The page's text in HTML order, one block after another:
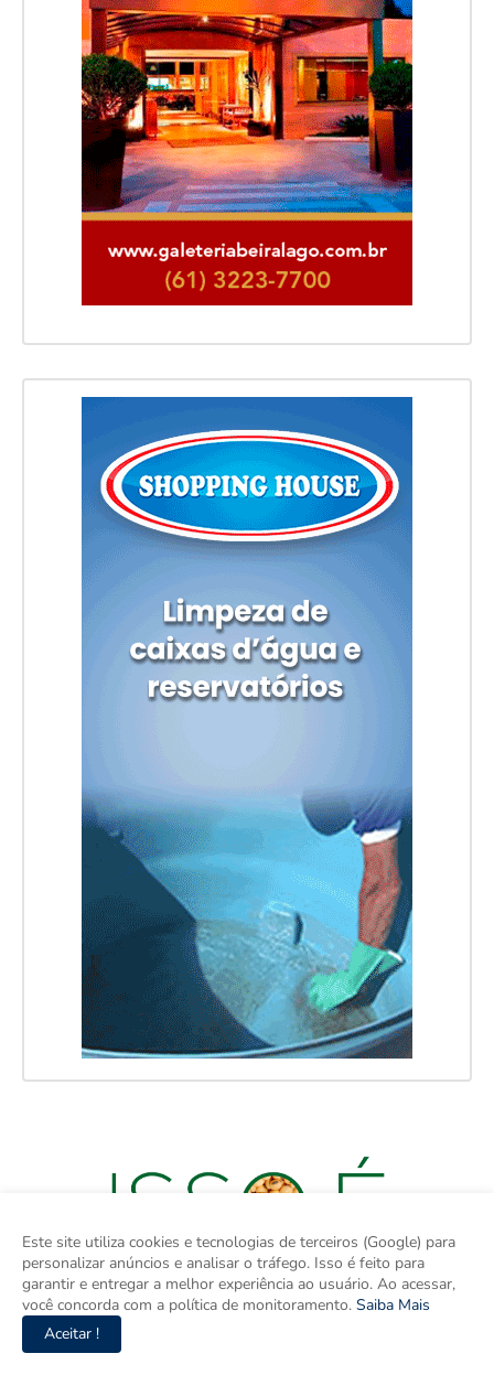
Este site utiliza cookies e tecnologias de terceiros (Google) para
personalizar anúncios e analisar o tráfego. Isso é feito para
garantir e entregar a melhor experiência ao usuário. Ao acessar,
você concorda com a política de monitoramento. Saiba Mais
Aceitar !